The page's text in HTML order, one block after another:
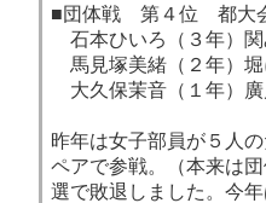
■団体戦 第４位 都大
石本ひいろ（３年）関
馬見塚美緒（２年）堀
大久保茉音（１年）
昨年は女子部員が５人
ペアで参戦。（本来は
選で敗退しました。今